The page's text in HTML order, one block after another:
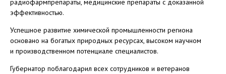
радиофармпрепараты, медицинские препараты с доказанной
эффективностью.
Успешное развитие химической промышленности региона
основано на богатых природных ресурсах, высоком научном
и производственном потенциале специалистов.
Губернатор поблагодарил всех сотрудников и ветеранов